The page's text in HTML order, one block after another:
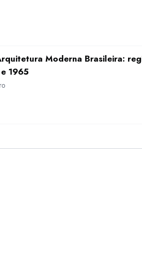
Moderna Brasileira:
1965